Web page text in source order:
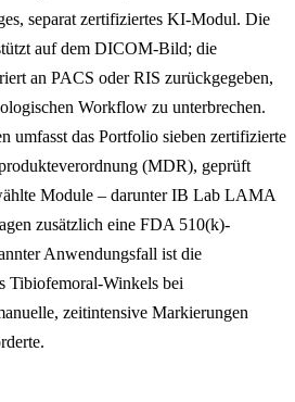
separat zertifiziertes KI-Modul. Die
auf dem DICOM-Bild; die
an PACS oder RIS zurückgegeben,
Workflow zu unterbrechen.
umfasst das Portfolio sieben zertifizierte
(MDR), geprüft
Module – darunter IB Lab LAMA
zusätzlich eine FDA 510(k)-
Anwendungsfall ist die
Tibiofemoral-Winkels bei
zeitintensive Markierungen